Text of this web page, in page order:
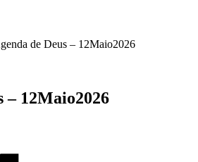
de Deus – 12Maio2026
– 12Maio2026